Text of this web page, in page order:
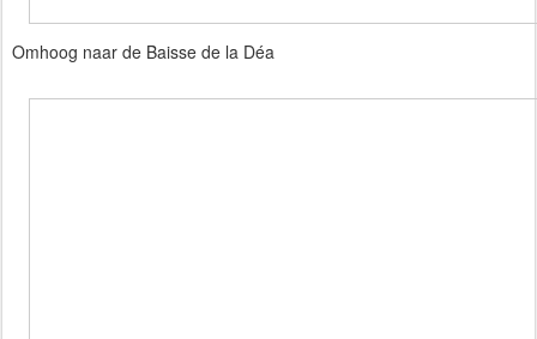
Omhoog naar de Baisse de la Déa